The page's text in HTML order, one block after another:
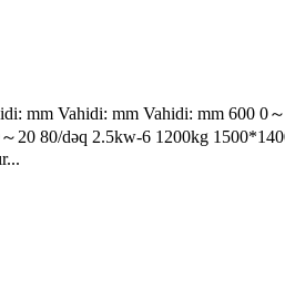
mm Vahidi: mm Vahidi: mm 600 0
20 80/dəq 2.5kw-6 1200kg